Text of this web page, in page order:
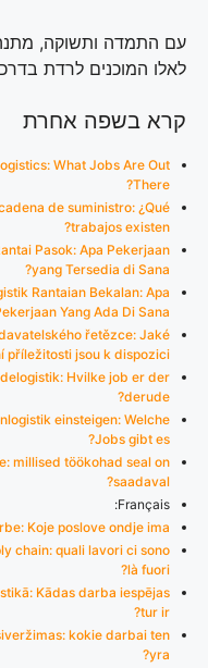
עם התמדה ותשוקה,
לאלו המוכנים לרדת
קרא בשפה אחרת
What Jobs Are Out
There?
de suministro: ¿Qué
trabajos existen?
Pasok: Apa Pekerjaan
yang Tersedia di Sana?
Rantaian Bekalan: Apa
Yang Ada Di Sana?
řetězce: Jaké
příležitosti jsou k dispozici?
Hvilke job er der
derude?
einsteigen: Welche
Jobs gibt es?
millised töökohad seal on
saadaval?
Français:
Koje poslove ondje ima?
chain: quali lavori ci sono
là fuori?
Kādas darba iespējas
tur ir?
kokie darbai ten
yra?